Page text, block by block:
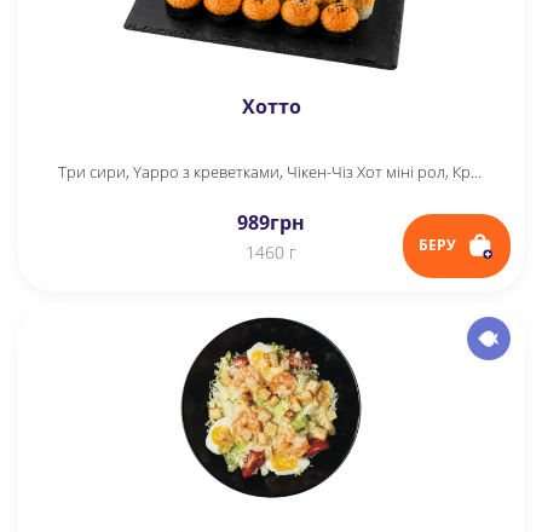
Хотто
Три сири, Yappo з креветками, Чікен-Чіз Хот міні рол, Крабік Хот міні рол, Фудзі, Теріякі Хот
989грн
1460 г БЕРУ